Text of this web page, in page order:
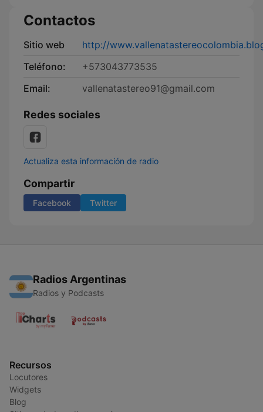
Contactos
Sitio web
http://
Teléfono:
+573043773535
Email:
vallenatastereo91@gmail.com
Redes sociales
Actualiza esta información de radio
Compartir
Facebook Twitter
Radios Argentinas
Radios y Podcasts
Recursos
Locutores
Widgets
Blog